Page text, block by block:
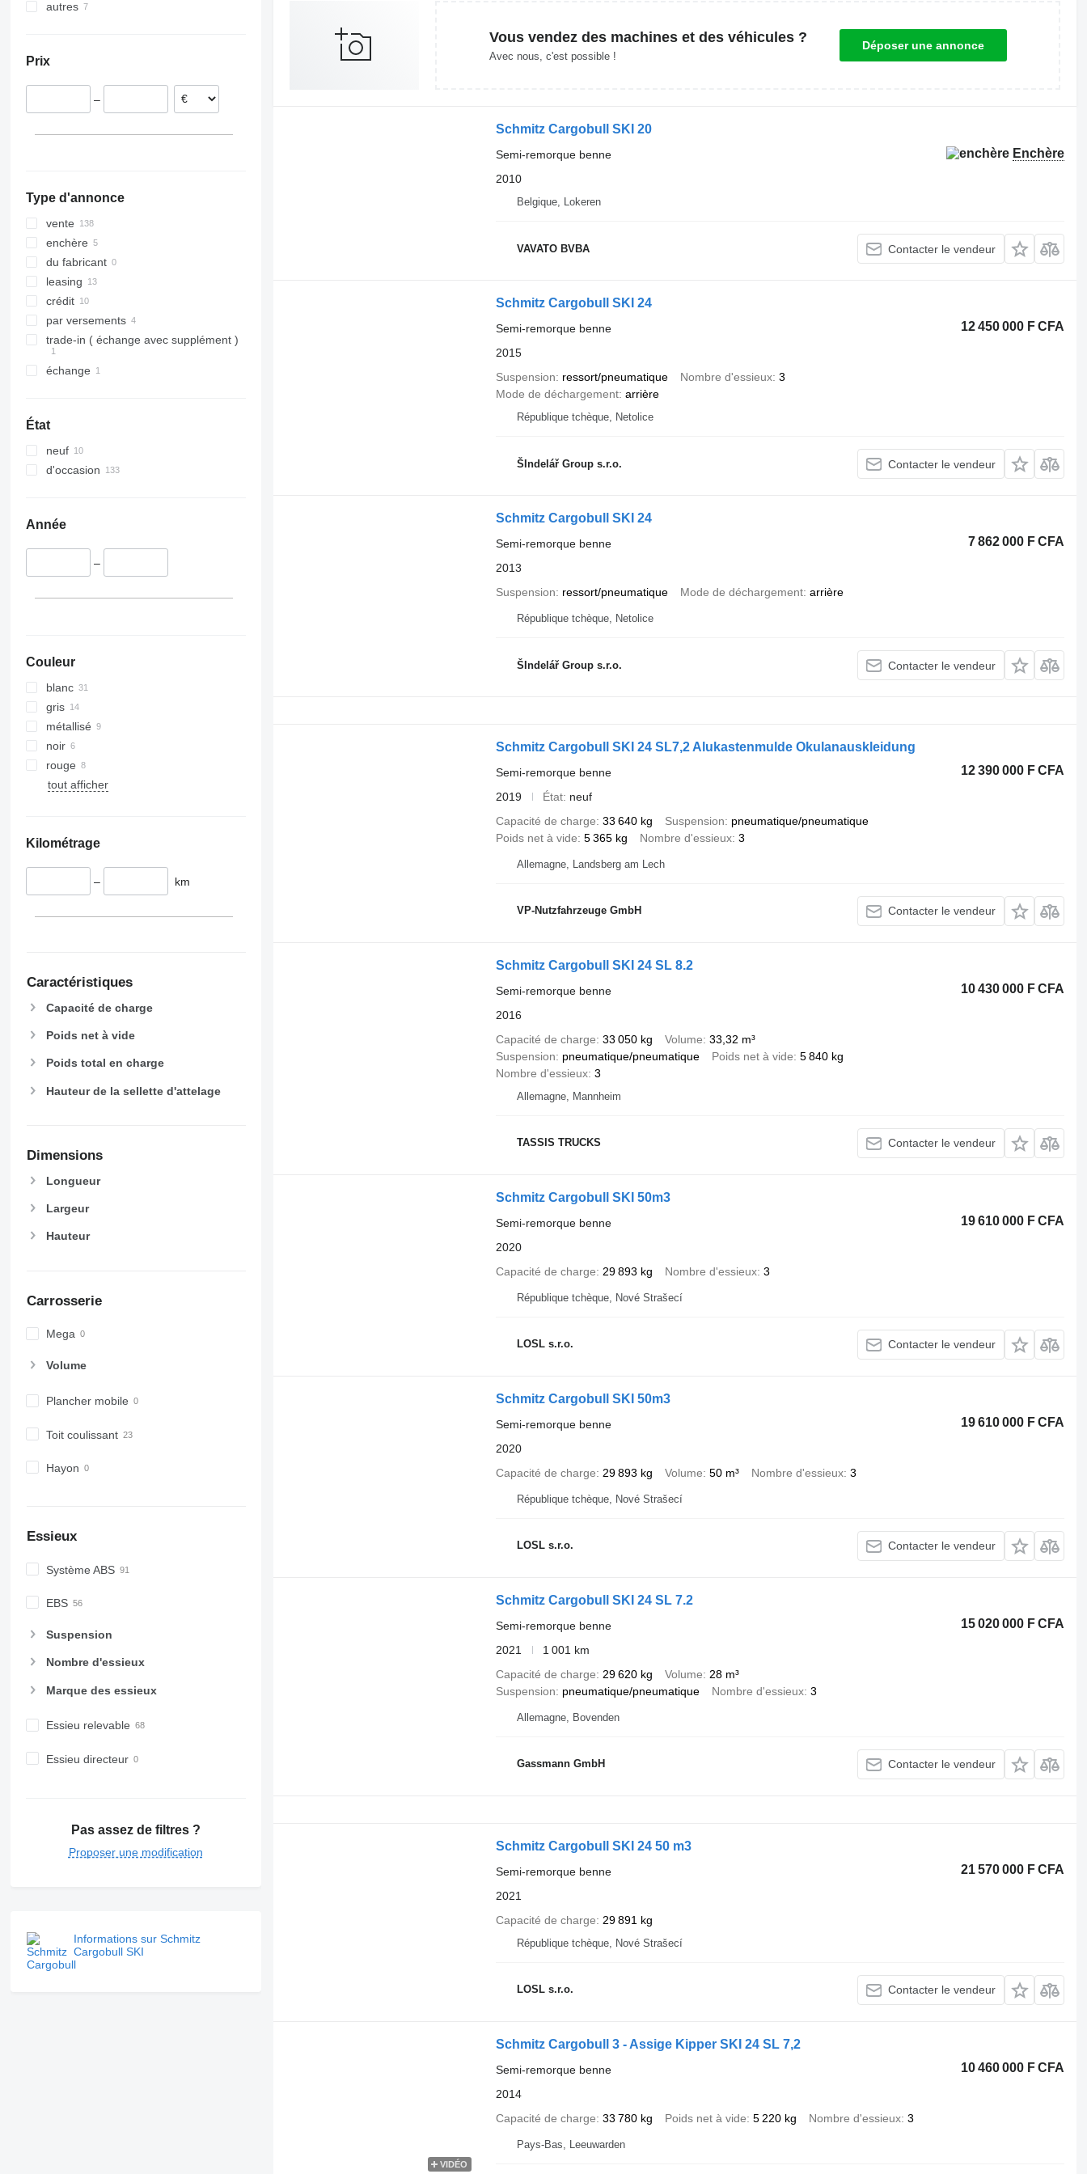
Allemagne
Pays-Bas
Espagne
autres
Prix
–
Type d'annonce
vente
enchère
du fabricant
leasing
crédit
par versements
trade-in ( échange avec supplément )
échange
État
neuf
d'occasion
Année
–
Couleur
blanc
gris
métallisé
noir
rouge
tout afficher
Kilométrage
– km
Caractéristiques
Capacité de charge
Poids net à vide
Poids total en charge
Hauteur de la sellette d'attelage
Dimensions
Longueur
Largeur
Hauteur
Carrosserie
Mega
Volume
Plancher mobile
Toit coulissant
Hayon
Essieux
Système ABS
EBS
Suspension
Nombre d'essieux
Marque des essieux
Essieu relevable
Essieu directeur
Pas assez de filtres ?
Proposer une modification
Informations sur Schmitz
Cargobull SKI
Vous vendez des machines et des véhicules ?
Avec nous, c'est possible !
Déposer une annonce
Schmitz Cargobull SKI 20
Enchère
Semi-remorque benne
2010
Belgique, Lokeren
VAVATO BVBA Contacter le vendeur
Schmitz Cargobull SKI 24
12 450 000 F CFA
Semi-remorque benne
2015
Suspension
ressort/pneumatique Nombre d'essieux 3
Mode de déchargement arrière
République tchèque, Netolice
ŠIndelář Group s.r.o. Contacter le vendeur
Schmitz Cargobull SKI 24
7 862 000 F CFA
Semi-remorque benne
2013
Suspension
ressort/pneumatique Mode de déchargement arrière
République tchèque, Netolice
ŠIndelář Group s.r.o. Contacter le vendeur
Schmitz Cargobull SKI 24 SL7,2 Alukastenmulde Okulanauskleidung
12 390 000 F CFA
Semi-remorque benne
2019
État neuf
Capacité de charge 33 640 kg Suspension
pneumatique/pneumatique
Poids net à vide 5 365 kg Nombre d'essieux 3
Allemagne, Landsberg am Lech
VP-Nutzfahrzeuge GmbH Contacter le vendeur
Schmitz Cargobull SKI 24 SL 8.2
10 430 000 F CFA
Semi-remorque benne
2016
Capacité de charge 33 050 kg Volume 33,32 m³
Suspension
pneumatique/pneumatique Poids net à vide 5 840 kg
Nombre d'essieux 3
Allemagne, Mannheim
TASSIS TRUCKS Contacter le vendeur
Schmitz Cargobull SKI 50m3
19 610 000 F CFA
Semi-remorque benne
2020
Capacité de charge
29 893 kg Nombre d'essieux 3
République tchèque, Nové Strašecí
LOSL s.r.o. Contacter le vendeur
Schmitz Cargobull SKI 50m3
19 610 000 F CFA
Semi-remorque benne
2020
Capacité de charge
29 893 kg Volume 50 m³ Nombre d'essieux 3
République tchèque, Nové Strašecí
LOSL s.r.o. Contacter le vendeur
Schmitz Cargobull SKI 24 SL 7.2
15 020 000 F CFA
Semi-remorque benne
2021
1 001 km
Capacité de charge
29 620 kg Volume
28 m³
Suspension
pneumatique/pneumatique Nombre d'essieux 3
Allemagne, Bovenden
Gassmann GmbH Contacter le vendeur
Schmitz Cargobull SKI 24 50 m3
21 570 000 F CFA
Semi-remorque benne
2021
Capacité de charge
29 891 kg
République tchèque, Nové Strašecí
LOSL s.r.o. Contacter le vendeur
VIDÉO
Schmitz Cargobull 3 - Assige Kipper SKI 24 SL 7,2
10 460 000 F CFA
Semi-remorque benne
2014
Capacité de charge 33 780 kg Poids net à vide 5 220 kg Nombre d'essieux 3
Pays-Bas, Leeuwarden